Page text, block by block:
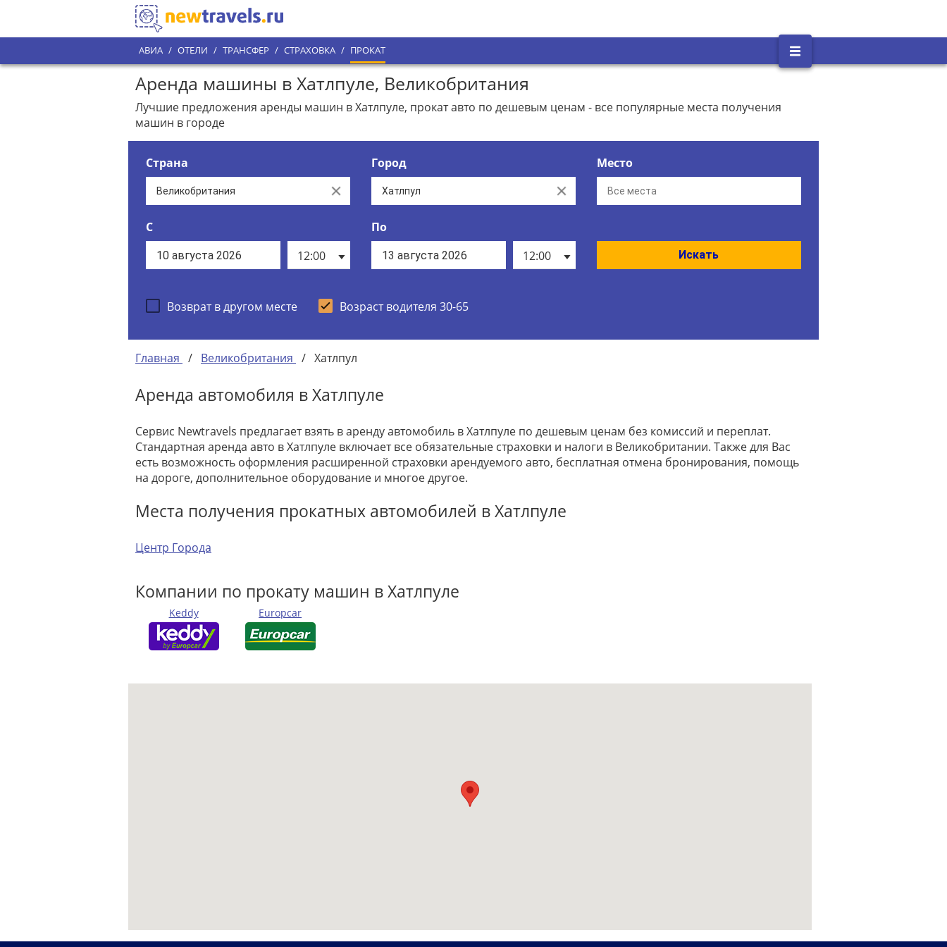
АВИА / ОТЕЛИ / ТРАНСФЕР / СТРАХОВКА / ПРОКАТ
Аренда машины в Хатлпуле, Великобритания
Лучшие предложения аренды машин в Хатлпуле, прокат авто по дешевым ценам - все популярные места получения
машин в городе
Страна
Clear
Город
Clear
Место
С
12:00
По
12:00
Искать
Возврат в другом месте Возраст водителя 30-65
Главная / Великобритания / Хатлпул
Аренда автомобиля в Хатлпуле
Сервис Newtravels предлагает взять в аренду автомобиль в Хатлпуле по дешевым ценам без комиссий и переплат.
Стандартная аренда авто в Хатлпуле включает все обязательные страховки и налоги в Великобритании. Также для Вас
есть возможность оформления расширенной страховки арендуемого авто, бесплатная отмена бронирования, помощь
на дороге, дополнительное оборудование и многое другое.
Места получения прокатных автомобилей в Хатлпуле
Центр Города
Компании по прокату машин в Хатлпуле
Keddy Europcar